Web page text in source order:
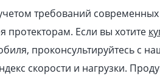
требований
протекторам. Если вы хотите
проконсультируйтесь с
скорости и нагрузки.